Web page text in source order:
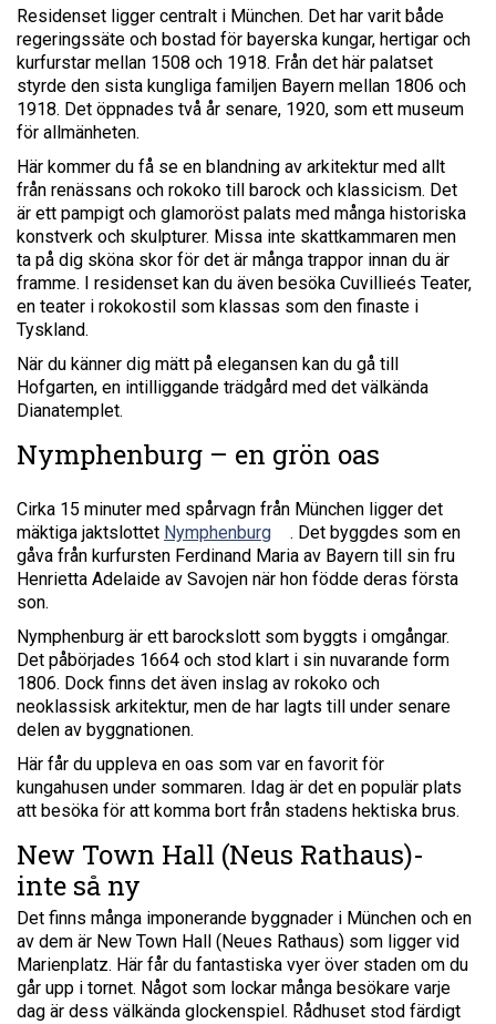
Residenset ligger centralt i München. Det har varit både
regeringssäte och bostad för bayerska kungar, hertigar och
kurfurstar mellan 1508 och 1918. Från det här palatset
styrde den sista kungliga familjen Bayern mellan 1806 och
1918. Det öppnades två år senare, 1920, som ett museum
för allmänheten.
Här kommer du få se en blandning av arkitektur med allt
från renässans och rokoko till barock och klassicism. Det
är ett pampigt och glamoröst palats med många historiska
konstverk och skulpturer. Missa inte skattkammaren men
ta på dig sköna skor för det är många trappor innan du är
framme. I residenset kan du även besöka Cuvillieés Teater,
en teater i rokokostil som klassas som den finaste i
Tyskland.
När du känner dig mätt på elegansen kan du gå till
Hofgarten, en intilliggande trädgård med det välkända
Dianatemplet.
Nymphenburg – en grön oas
Cirka 15 minuter med spårvagn från München ligger det
mäktiga jaktslottet Nymphenburg
. Det byggdes som en
gåva från kurfursten Ferdinand Maria av Bayern till sin fru
Henrietta Adelaide av Savojen när hon födde deras första
son.
Nymphenburg är ett barockslott som byggts i omgångar.
Det påbörjades 1664 och stod klart i sin nuvarande form
1806. Dock finns det även inslag av rokoko och
neoklassisk arkitektur, men de har lagts till under senare
delen av byggnationen.
Här får du uppleva en oas som var en favorit för
kungahusen under sommaren. Idag är det en populär plats
att besöka för att komma bort från stadens hektiska brus.
New Town Hall (Neus Rathaus)-
inte så ny
Det finns många imponerande byggnader i München och en
av dem är New Town Hall (Neues Rathaus) som ligger vid
Marienplatz. Här får du fantastiska vyer över staden om du
går upp i tornet. Något som lockar många besökare varje
dag är dess välkända glockenspiel. Rådhuset stod färdigt